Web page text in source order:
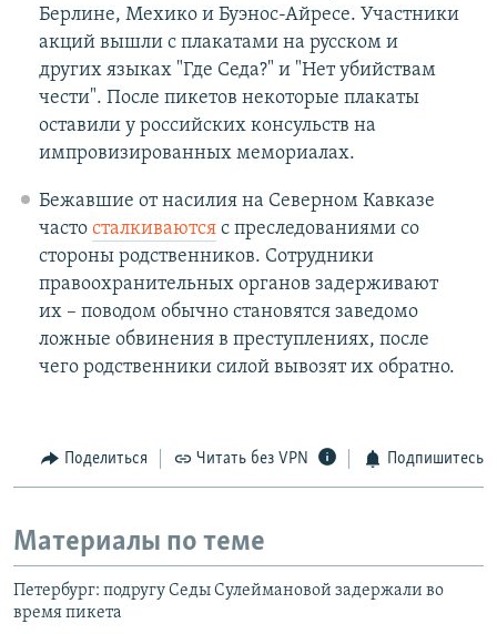
Берлине, Мехико и Буэнос-Айресе. Участники
акций вышли с плакатами на русском и
других языках "Где Седа?" и "Нет убийствам
чести". После пикетов некоторые плакаты
оставили у российских консульств на
импровизированных мемориалах.
Бежавшие от насилия на Северном Кавказе
часто сталкиваютсяс преследованиями со
стороны родственников. Сотрудники
правоохранительных органов задерживают
их – поводом обычно становятся заведомо
ложные обвинения в преступлениях, после
чего родственники силой вывозят их обратно.
Поделиться Читать без VPN Подпишитесь
Материалы по теме
Петербург: подругу Седы Сулеймановой задержали во
время пикета